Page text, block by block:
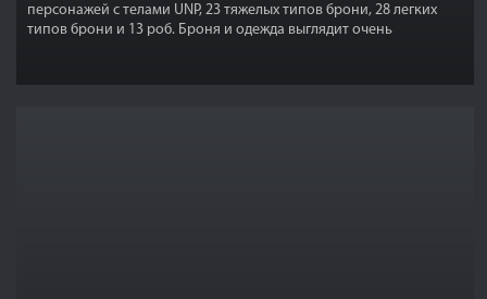
персонажей с телами UNP, 23 тяжелых типов брони, 28 легких
типов брони и 13 роб. Броня и одежда выглядит очень